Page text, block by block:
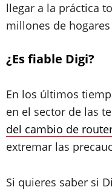
llegar a la práctica
millones de
¿Es fiable Digi?
En los últimos
en el sector de las
del cambio de
extremar las
Si quieres saber si